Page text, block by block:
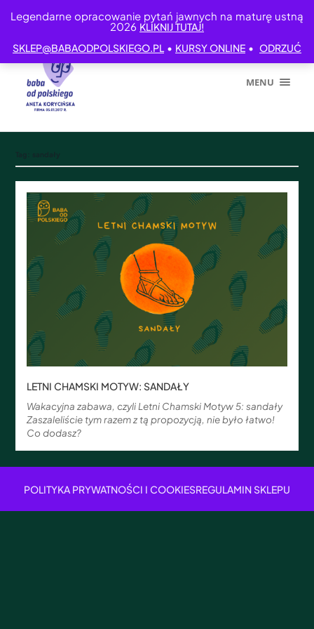
Legendarne opracowanie pytań jawnych na maturę ustną
2026 KLIKNIJ TUTAJ!
SKLEP@BABAODPOLSKIEGO.PL • KURSY ONLINE • ODRZUĆ
MENU
LETNI CHAMSKI MOTYW: SANDAŁY
Wakacyjna zabawa, czyli Letni Chamski Motyw 5: sandały
Zaszaleliście tym razem z tą propozycją, nie było łatwo!
Co dodasz?
POLITYKA PRYWATNOŚCI I COOKIESREGULAMIN SKLEPU